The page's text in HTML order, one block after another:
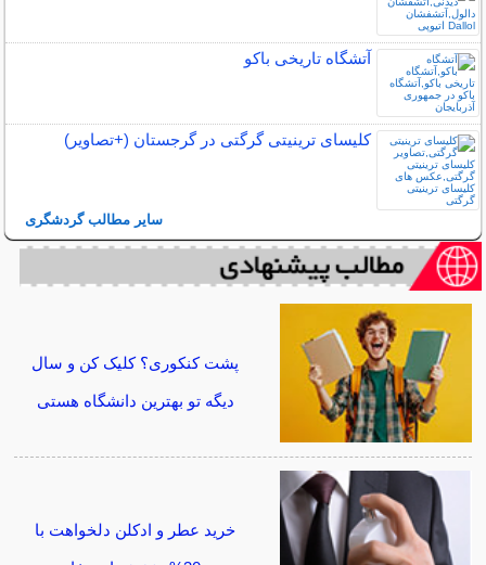
آتشگاه تاریخی باکو
کلیسای ترینیتی گرگتی در گرجستان (+تصاویر)
سایر مطالب گردشگری
پشت کنکوری؟ کلیک کن و سال
دیگه تو بهترین دانشگاه هستی
خرید عطر و ادکلن دلخواهت با